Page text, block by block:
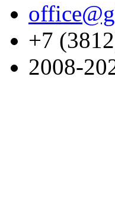
+7
2008-